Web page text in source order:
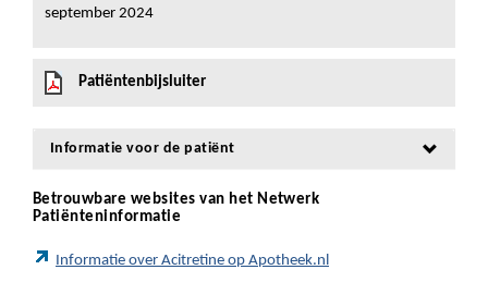
september 2024
Patiëntenbijsluiter
Informatie voor de patiënt
Betrouwbare websites van het Netwerk
Patiënteninformatie
Informatie over Acitretine op Apotheek.nl